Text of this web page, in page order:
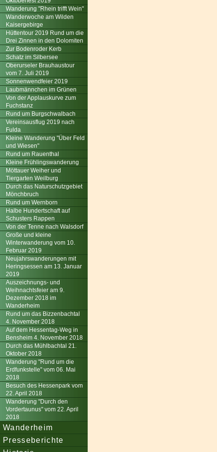
Wanderung "Rhein trifft Wein"
Wanderwoche am Wilden
Kaisergebirge
Hüttentour 2019 Rund um die
Drei Zinnen in den Dolomiten
Zur Bodenroder Kerb
Schatz im Silbersee
Oberurseler Brauhaustour
vom 7. Juli 2019
Sonnenwendfeier 2019
Laubmännchen im Grünen
Von der Applauskurve zum
Fuchstanz
Rund um Burgschwalbach
Vereinsausflug 2019 nach
Fulda
Kleine Wanderung "Über Feld
und Wiesen"
Rund um Rauenthal
Kleine Frühlingswanderung
Möttauer Weiher und
Tiergarten Weilburg
Durch das Naturschutzgebiet
Mönchbruch
Rund um Wernborn
Halbe Hundertschaft auf
Schusters Rappen
Von der Tenne nach Walsdorf
Große und kleine
Winterwanderung vom 10.
Februar 2019
Neujahrswanderungen mit
Heringsessen am 13. Januar
2019
Auszeichnungs- und
Weihnachtsfeier am 9.
Dezember 2018 im
Wanderheim
Rund um das Bizzenbachtal
4. November 2018
Auf dem Hessentag-Weg in
Bensheim 4. November 2018
Durch das Mühlbachtal 21.
Oktober 2018
Wanderung "Rund um die
Erdfunkstelle" vom 06. Mai
2018
Besuch des Hessenpark vom
22. April 2018
Wanderung "Durch den
Vordertaunus" vom 22. April
2018
Wanderheim
Presseberichte